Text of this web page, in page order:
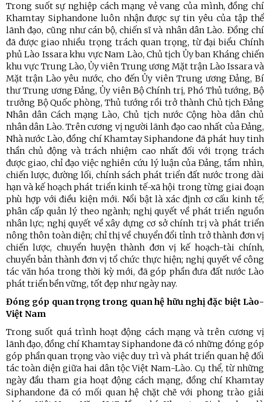
Trong suốt sự nghiệp cách mạng vẻ vang của mình, đồng chí
Khamtay Siphandone luôn nhận được sự tin yêu của tập thể
lãnh đạo, cũng như cán bộ, chiến sĩ và nhân dân Lào. Đồng chí
đã được giao nhiều trọng trách quan trọng, từ đại biểu Chính
phủ Lào Issara khu vực Nam Lào, Chủ tịch Ủy ban Kháng chiến
khu vực Trung Lào, Ủy viên Trung ương Mặt trận Lào Issara và
Mặt trận Lào yêu nước, cho đến Ủy viên Trung ương Đảng, Bí
thư Trung ương Đảng, Ủy viên Bộ Chính trị, Phó Thủ tướng, Bộ
trưởng Bộ Quốc phòng, Thủ tướng rồi trở thành Chủ tịch Đảng
Nhân dân Cách mạng Lào, Chủ tịch nước Cộng hòa dân chủ
nhân dân Lào. Trên cương vị người lãnh đạo cao nhất của Đảng,
Nhà nước Lào, đồng chí Khamtay Siphandone đã phát huy tinh
thần chủ động và trách nhiệm cao nhất đối với trọng trách
được giao, chỉ đạo việc nghiên cứu lý luận của Đảng, tầm nhìn,
chiến lược, đường lối, chính sách phát triển đất nước trong dài
hạn và kế hoạch phát triển kinh tế-xã hội trong từng giai đoạn
phù hợp với điều kiện mới. Nổi bật là xác định cơ cấu kinh tế;
phân cấp quản lý theo ngành; nghị quyết về phát triển nguồn
nhân lực; nghị quyết về xây dựng cơ sở chính trị và phát triển
nông thôn toàn diện; chỉ thị về chuyển đổi tỉnh trở thành đơn vị
chiến lược, chuyển huyện thành đơn vị kế hoạch-tài chính,
chuyển bản thành đơn vị tổ chức thực hiện; nghị quyết về công
tác văn hóa trong thời kỳ mới, đã góp phần đưa đất nước Lào
phát triển bền vững, tốt đẹp như ngày nay.
Đóng góp quan trọng trong quan hệ hữu nghị đặc biệt Lào-
Việt Nam
Trong suốt quá trình hoạt động cách mạng và trên cương vị
lãnh đạo, đồng chí Khamtay Siphandone đã có những đóng góp
góp phần quan trọng vào việc duy trì và phát triển quan hệ đối
tác toàn diện giữa hai dân tộc Việt Nam-Lào. Cụ thể, từ những
ngày đầu tham gia hoạt động cách mạng, đồng chí Khamtay
Siphandone đã có mối quan hệ chặt chẽ với phong trào giải